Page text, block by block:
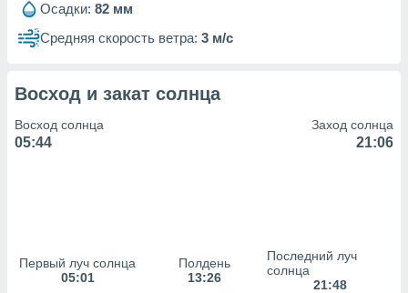
1199
Осадки: 82 мм
Средняя скорость ветра: 3 м/с
Восход и закат солнца
Восход солнца
05:44
Заход солнца
21:06
Первый луч солнца
05:01
Полдень
13:26
Последний луч
солнца
21:48